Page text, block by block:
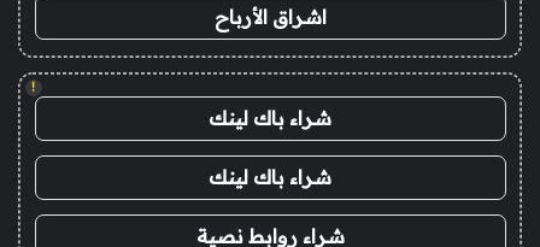
اشراق الأرباح
!
شراء باك لينك
شراء باك لينك
شراء روابط نصية